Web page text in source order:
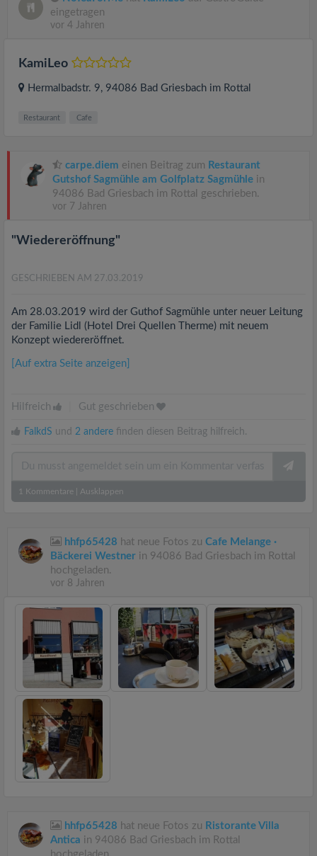
eingetragen
vor 4 Jahren
KamiLeo
Hermalbadstr. 9, 94086 Bad Griesbach im Rottal
Restaurant Cafe
carpe.diem einen Beitrag zum Restaurant
Gutshof Sagmühle am Golfplatz Sagmühle in
94086 Bad Griesbach im Rottal geschrieben.
vor 7 Jahren
"Wiedereröffnung"
GESCHRIEBEN AM 27.03.2019
Am 28.03.2019 wird der Guthof Sagmühle unter neuer Leitung
der Familie Lidl (Hotel Drei Quellen Therme) mit neuem
Konzept wiedereröffnet.
[Auf extra Seite anzeigen]
Hilfreich Gut geschrieben
FalkdS und 2 andere finden diesen Beitrag hilfreich.
1 Kommentare Ausklappen
hhfp65428 hat neue Fotos zu Cafe Melange ·
Bäckerei Westner in 94086 Bad Griesbach im Rottal
hochgeladen.
vor 8 Jahren
hhfp65428 hat neue Fotos zu Ristorante Villa
Antica in 94086 Bad Griesbach im Rottal